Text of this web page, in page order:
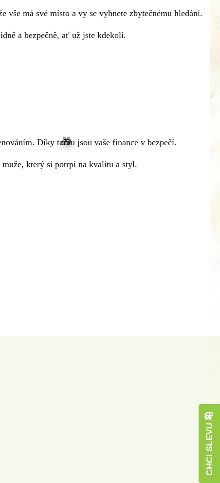
má své místo a vy se vyhnete zbytečnému hledání.
a bezpečně, ať už jste kdekoli.
Díky tomu jsou vaše finance v bezpečí.
který si potrpí na kvalitu a styl.
CHCI SLEVU 🎁